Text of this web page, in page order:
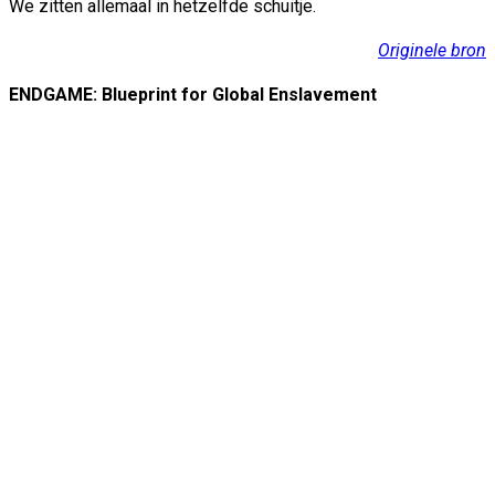
We zitten allemaal in hetzelfde schuitje.
Originele bron
ENDGAME: Blueprint for Global Enslavement